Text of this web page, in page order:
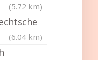
(5.72 km)
(6.04 km)